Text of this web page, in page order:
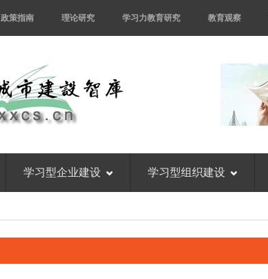
政策指南 理论研究 学习力教育研究 教育观察
学习型企业建设 学习型组织建设